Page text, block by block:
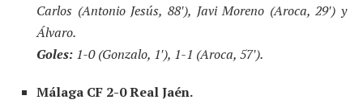
Carlos (Antonio Jesús, 88′), Javi Moreno (Aroca, 29′) y
Álvaro.
Goles: 1-0 (Gonzalo, 1′), 1-1 (Aroca, 57′).
Málaga CF 2-0 Real Jaén.